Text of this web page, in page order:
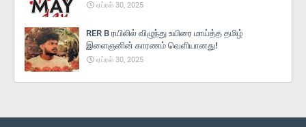
ஏப்ரல் 30, 2025
RER B ரயிலில் விழுந்து உயிரை மாய்த்த தமிழ்
இளைஞனின் காரணம் வெளியானது!
ஏப்ரல் 30, 2025